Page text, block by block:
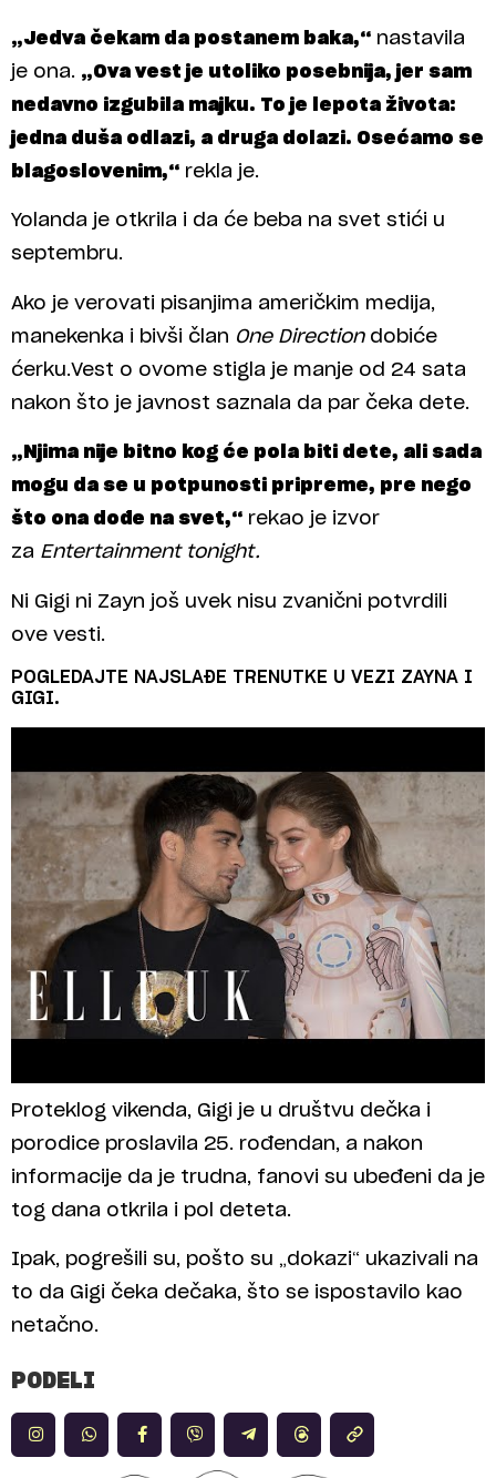
„Jedva čekam da postanem baka,“ nastavila
je ona. „Ova vest je utoliko posebnija, jer sam
nedavno izgubila majku. To je lepota života:
jedna duša odlazi, a druga dolazi. Osećamo se
blagoslovenim,“ rekla je.
Yolanda je otkrila i da će beba na svet stići u
septembru.
Ako je verovati pisanjima američkim medija,
manekenka i bivši član One Direction dobiće
ćerku.Vest o ovome stigla je manje od 24 sata
nakon što je javnost saznala da par čeka dete.
„Njima nije bitno kog će pola biti dete, ali sada
mogu da se u potpunosti pripreme, pre nego
što ona dođe na svet,“ rekao je izvor
za Entertainment tonight.
Ni Gigi ni Zayn još uvek nisu zvanični potvrdili
ove vesti.
POGLEDAJTE NAJSLAĐE TRENUTKE U VEZI ZAYNA I
GIGI.
Proteklog vikenda, Gigi je u društvu dečka i
porodice proslavila 25. rođendan, a nakon
informacije da je trudna, fanovi su ubeđeni da je
tog dana otkrila i pol deteta.
Ipak, pogrešili su, pošto su „dokazi“ ukazivali na
to da Gigi čeka dečaka, što se ispostavilo kao
netačno.
PODELI